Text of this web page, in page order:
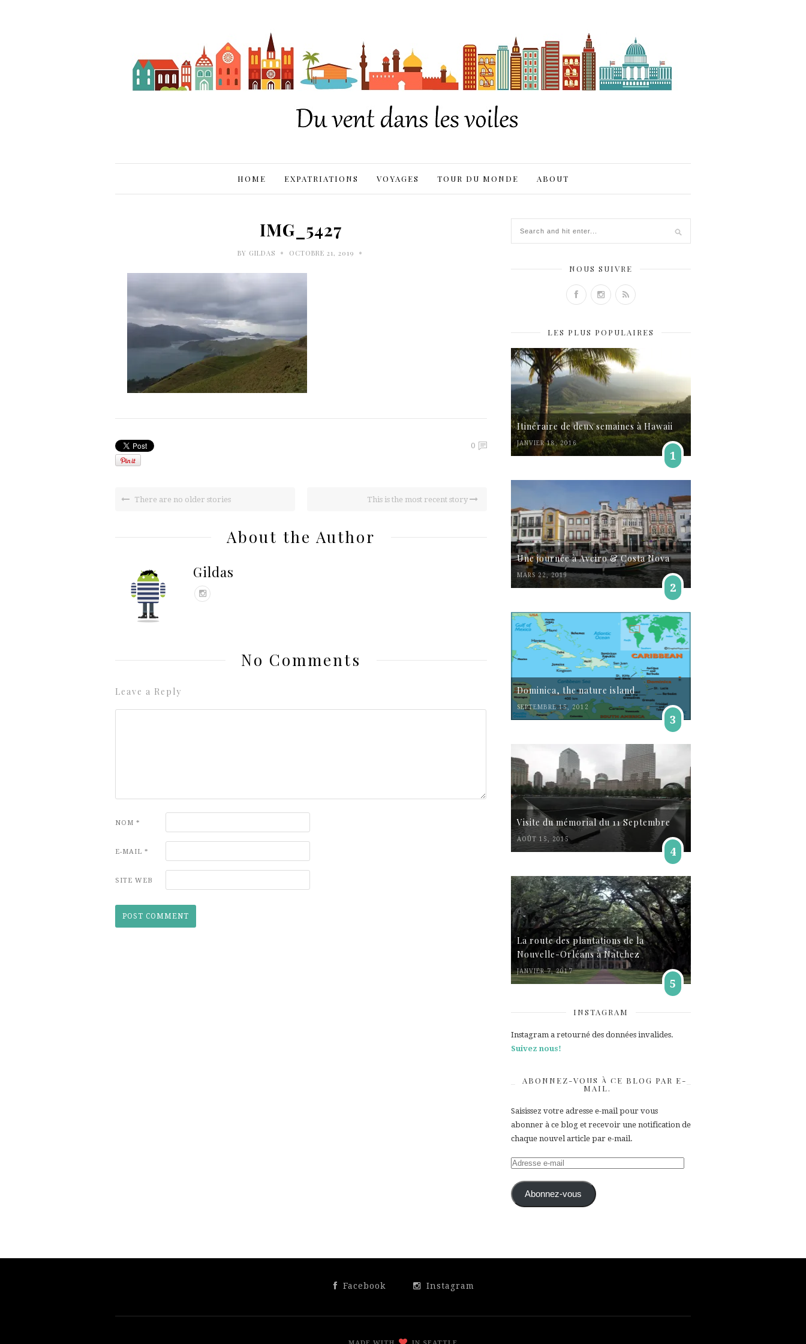
HOME EXPATRIATIONS VOYAGES TOUR DU MONDE ABOUT
IMG_5427
BY GILDAS • OCTOBRE 21, 2019 •
0
There are no older stories This is the most recent story
About the Author
Gildas
No Comments
Leave a Reply
NOM *
E-MAIL *
SITE WEB
NOUS SUIVRE
LES PLUS POPULAIRES
Itinéraire de deux semaines à Hawaii
JANVIER 18, 2016
1
Une journée à Aveiro & Costa Nova
MARS 22, 2019
2
Dominica, the nature island
SEPTEMBRE 15, 2012
3
Visite du mémorial du 11 Septembre
AOÛT 15, 2015
4
La route des plantations de la
Nouvelle-Orléans à Natchez
JANVIER 7, 2017
5
INSTAGRAM
Instagram a retourné des données invalides.
Suivez nous!
ABONNEZ-VOUS À CE BLOG PAR E-
MAIL.
Saisissez votre adresse e-mail pour vous
abonner à ce blog et recevoir une notification de
chaque nouvel article par e-mail.
Adresse
mail Abonnez-vous
Facebook Instagram